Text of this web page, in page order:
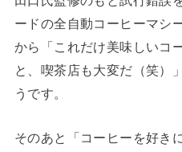
ードの全自動コーヒーマシ
から「これだけ美味しいコ
と、喫茶店も大変だ（笑）
うです。
そのあと「コーヒーを好き